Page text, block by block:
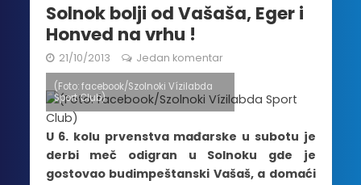
Solnok bolji od Vašaša, Eger i
Honved na vrhu !
21/10/2013 Jedan komentar
(Foto: facebook/Szolnoki Vízilabda
Sport Club)
U 6. kolu prvenstva mađarske u subotu je
derbi meč odigran u Solnoku gde je
gostovao budimpeštanski Vašaš, a domaći